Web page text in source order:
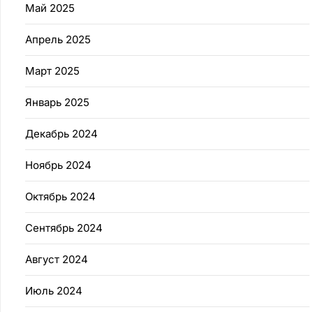
Май 2025
Апрель 2025
Март 2025
Январь 2025
Декабрь 2024
Ноябрь 2024
Октябрь 2024
Сентябрь 2024
Август 2024
Июль 2024